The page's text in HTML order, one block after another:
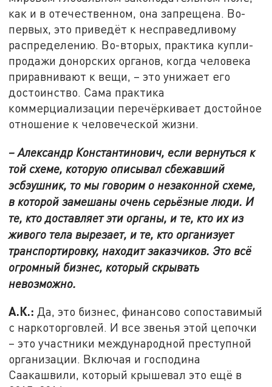
как и в отечественном, она запрещена. Во-
первых, это приведёт к несправедливому
распределению. Во-вторых, практика купли-
продажи донорских органов, когда человека
приравнивают к вещи, – это унижает его
достоинство. Сама практика
коммерциализации перечёркивает достойное
отношение к человеческой жизни.
– Александр Константинович, если вернуться к
той схеме, которую описывал сбежавший
эсбэушник, то мы говорим о незаконной схеме,
в которой замешаны очень серьёзные люди. И
те, кто доставляет эти органы, и те, кто их из
живого тела вырезает, и те, кто организует
транспортировку, находит заказчиков. Это всё
огромный бизнес, который скрывать
невозможно.
А.К.: Да, это бизнес, финансово сопоставимый
с наркоторговлей. И все звенья этой цепочки
– это участники международной преступной
организации. Включая и господина
Саакашвили, который крышевал это ещё в